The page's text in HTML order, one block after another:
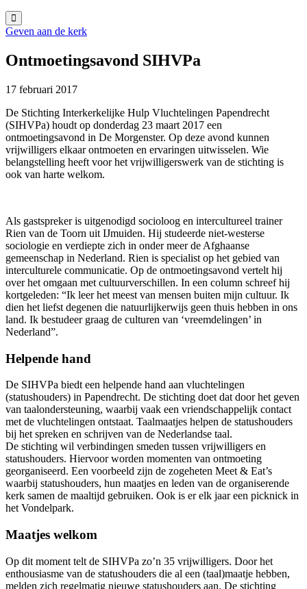
Geven aan de kerk
Ontmoetingsavond SIHVPa
17 februari 2017
De Stichting Interkerkelijke Hulp Vluchtelingen Papendrecht
(SIHVPa) houdt op donderdag 23 maart 2017 een
ontmoetingsavond in De Morgenster. Op deze avond kunnen
vrijwilligers elkaar ontmoeten en ervaringen uitwisselen. Wie
belangstelling heeft voor het vrijwilligerswerk van de stichting is
ook van harte welkom.
Als gastspreker is uitgenodigd socioloog en intercultureel trainer
Rien van de Toorn uit IJmuiden. Hij studeerde niet-westerse
sociologie en verdiepte zich in onder meer de Afghaanse
gemeenschap in Nederland. Rien is specialist op het gebied van
interculturele communicatie. Op de ontmoetingsavond vertelt hij
over het omgaan met cultuurverschillen. In een column schreef hij
kortgeleden: “Ik leer het meest van mensen buiten mijn cultuur. Ik
dien het liefst degenen die natuurlijkerwijs geen thuis hebben in ons
land. Ik bestudeer graag de culturen van ‘vreemdelingen’ in
Nederland”.
Helpende hand
De SIHVPa biedt een helpende hand aan vluchtelingen
(statushouders) in Papendrecht. De stichting doet dat door het geven
van taalondersteuning, waarbij vaak een vriendschappelijk contact
met de vluchtelingen ontstaat. Taalmaatjes helpen de statushouders
bij het spreken en schrijven van de Nederlandse taal.
De stichting wil verbindingen smeden tussen vrijwilligers en
statushouders. Hiervoor worden momenten van ontmoeting
georganiseerd. Een voorbeeld zijn de zogeheten Meet & Eat’s
waarbij statushouders, hun maatjes en leden van de organiserende
kerk samen de maaltijd gebruiken. Ook is er elk jaar een picknick in
het Vondelpark.
Maatjes welkom
Op dit moment telt de SIHVPa zo’n 35 vrijwilligers. Door het
enthousiasme van de statushouders die al een (taal)maatje hebben,
melden zich regelmatig nieuwe statushouders aan. De stichting